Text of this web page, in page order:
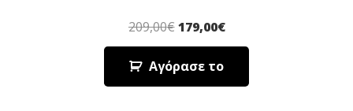
209,00€ 179,00€
Αγόρασε το